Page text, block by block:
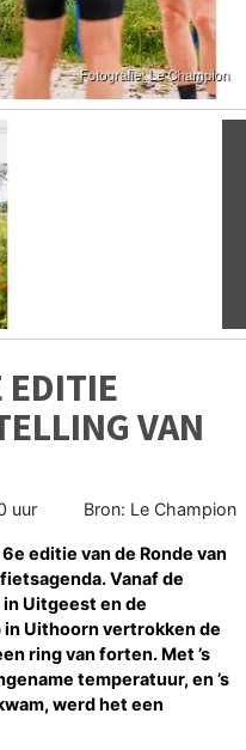
EDITIE
VAN
uur Bron: Le Champion
editie van de Ronde van
Vanaf de
Uitgeest en de
Uithoorn vertrokken de
ring van forten. Met ’s
temperatuur, en ’s
werd het een